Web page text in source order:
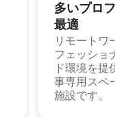
多⁠いプ⁠ロ⁠フ⁠
最⁠適
リモートワー
フェッショナ
ド環境を提供
事専用スペー
施設です。